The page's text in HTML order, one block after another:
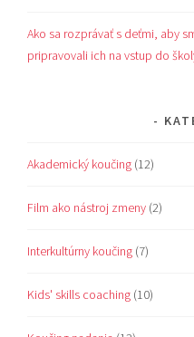
Ako sa rozprávať s deťmi, aby
pripravovali ich na vstup do
Akademický koučing (12)
Film ako nástroj zmeny (2)
Interkultúrny koučing (7)
Kids' skills coaching (10)